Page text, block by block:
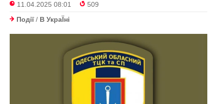
11.04.2025 08:01
509
Події/ В УкраЇнi